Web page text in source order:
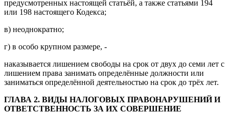
предусмотренных настоящей статьёй, а также статьями 194
или 198 настоящего Кодекса;
в) неоднократно;
г) в особо крупном размере, -
наказывается лишением свободы на срок от двух до семи лет с
лишением права занимать определённые должности или
заниматься определённой деятельностью на срок до трёх лет.
ГЛАВА 2. ВИДЫ НАЛОГОВЫХ ПРАВОНАРУШЕНИЙ И
ОТВЕТСТВЕННОСТЬ ЗА ИХ СОВЕРШЕНИЕ